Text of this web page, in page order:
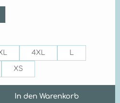
4XL L
XS
den gewünschten Wert
In den Warenkorb